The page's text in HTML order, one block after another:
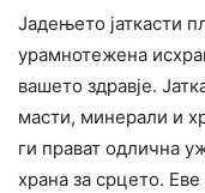
Јадењето јаткасти
урамнотежена
вашето здравје.
масти, минерали и
ги прават одлична
храна за срцето.